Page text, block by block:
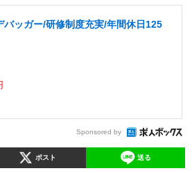
バッガー/研修制度充実/年間休日125
Sponsored by
ポスト 送る